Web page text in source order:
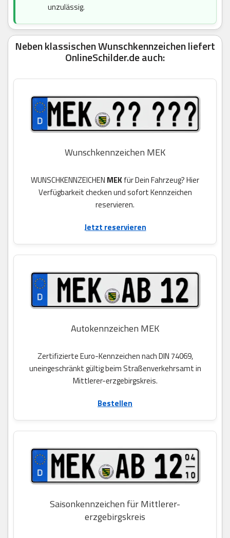
unzulässig.
Neben klassischen Wunschkennzeichen liefert
OnlineSchilder.de auch:
Wunschkennzeichen MEK
WUNSCHKENNZEICHEN MEKfür Dein Fahrzeug? Hier
Verfügbarkeit checken und sofort Kennzeichen
reservieren.
Jetzt reservieren
Autokennzeichen MEK
Zertifizierte Euro-Kennzeichen nach DIN 74069,
uneingeschränkt gültig beim Straßenverkehrsamt in
Mittlerer-erzgebirgskreis.
Bestellen
Saisonkennzeichen für Mittlerer-
erzgebirgskreis